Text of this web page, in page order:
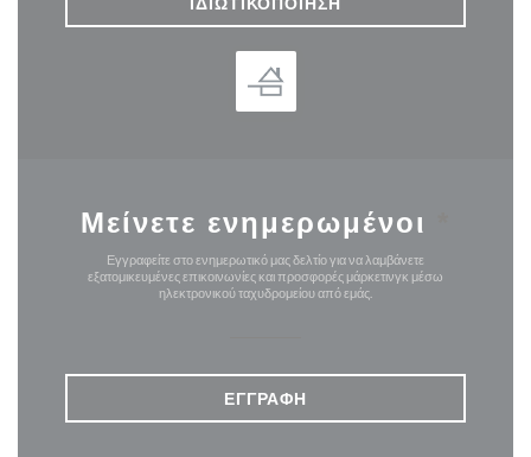
Μείνετε ενημερωμένοι
Εγγραφείτε στο ενημερωτικό μας δελτίο για να λαμβάνετε
εξατομικευμένες επικοινωνίες και προσφορές μάρκετινγκ μέσω
ηλεκτρονικού ταχυδρομείου από εμάς.
ΕΓΓΡΑΦΉ